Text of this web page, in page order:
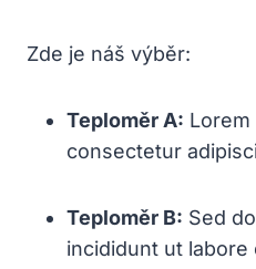
Zde je náš výběr:
Teploměr A:
consectetur
Teploměr B: Sed
incididunt ut labore